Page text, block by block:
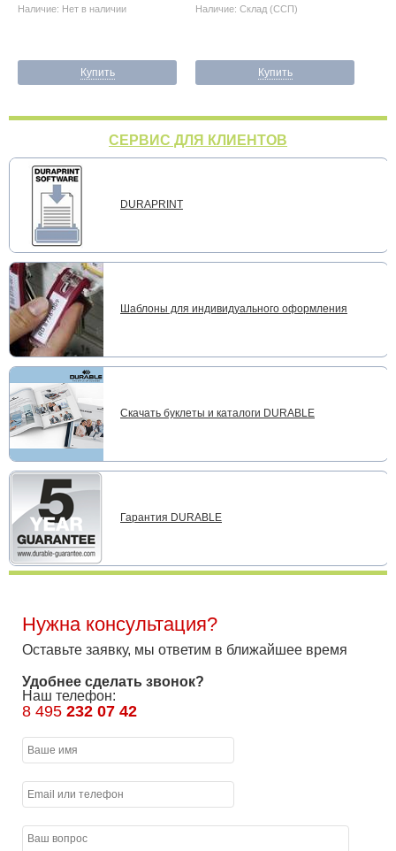
Наличие: Нет в наличии
Купить
Наличие: Склад (ССП)
Купить
СЕРВИС ДЛЯ КЛИЕНТОВ
DURAPRINT
Шаблоны для индивидуального оформления
Скачать буклеты и каталоги DURABLE
Гарантия DURABLE
Нужна консультация?
Оставьте заявку, мы ответим в ближайшее время
Удобнее сделать звонок?
Наш телефон:
8 495 232 07 42